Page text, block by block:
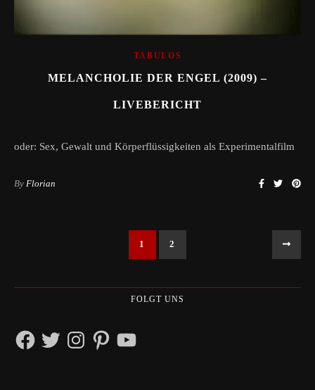
TABULOS
MELANCHOLIE DER ENGEL (2009) –
LIVEBERICHT
oder: Sex, Gewalt und Körperflüssigkeiten als Experimentalfilm
By Florian
1 2
FOLGT UNS
FacebookTwitterInstagramPinterestYouTube